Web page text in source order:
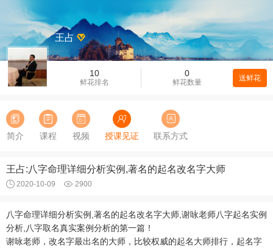
10
鲜花排名
0
鲜花数量 送鲜花
王占
简介 课程 视频 授课见证 联系方式
王占:八字命理详细分析实例,著名的起名改名字大师
2020-10-09 2900
八字命理详细分析实例,著名的起名改名字大师,谢咏老师八字起名实例
分析,八字取名真实案例分析的第一篇！
谢咏老师，改名字最出名的大师，比较权威的起名大师排行，起名字